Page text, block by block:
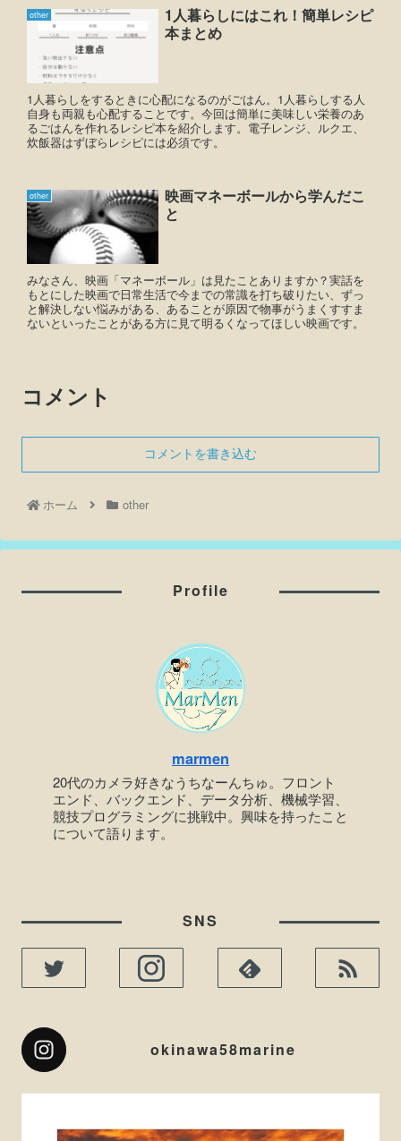
other
1人暮らしにはこれ！簡単レシピ
本まとめ
1人暮らしをするときに心配になるのがごはん。1人暮らしする人
自身も両親も心配することです。今回は簡単に美味しい栄養のあ
るごはんを作れるレシピ本を紹介します。電子レンジ、ルクエ、
炊飯器はずぼらレシピには必須です。
other
映画マネーボールから学んだこ
と
みなさん、映画「マネーボール」は見たことありますか？実話を
もとにした映画で日常生活で今までの常識を打ち破りたい、ずっ
と解決しない悩みがある、あることが原因で物事がうまくすすま
ないといったことがある方に見て明るくなってほしい映画です。
コメント
コメントを書き込む
ホーム other
Profile
marmen
20代のカメラ好きなうちなーんちゅ。フロント
エンド、バックエンド、データ分析、機械学習、
競技プログラミングに挑戦中。興味を持ったこと
について語ります。
SNS
okinawa58marine